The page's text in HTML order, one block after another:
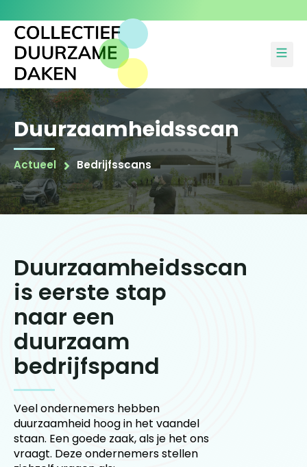
Duurzaamheidsscan
Actueel Bedrijfsscans
Duurzaamheidsscan
is eerste stap
naar een
duurzaam
bedrijfspand
Veel ondernemers hebben
duurzaamheid hoog in het vaandel
staan. Een goede zaak, als je het ons
vraagt. Deze ondernemers stellen